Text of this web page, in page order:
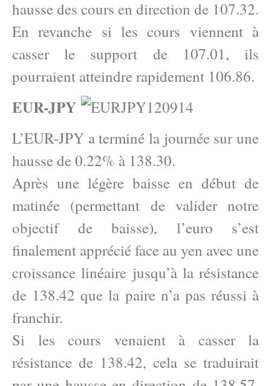
hausse des cours en direction de 107.32.
En revanche si les cours viennent à
casser le support de 107.01, ils
pourraient atteindre rapidement 106.86.
EUR-JPY
L’EUR-JPY a terminé la journée sur une
hausse de 0.22% à 138.30.
Après une légère baisse en début de
matinée (permettant de valider notre
objectif de baisse), l’euro s’est
finalement apprécié face au yen avec une
croissance linéaire jusqu’à la résistance
de 138.42 que la paire n’a pas réussi à
franchir.
Si les cours venaient à casser la
résistance de 138.42, cela se traduirait